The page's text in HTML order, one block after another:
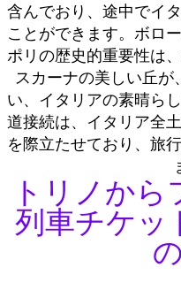
含んでおり、途中でイ
ことができます。ボロ
ポリの歴史的重要性は
スカーナの美しい丘
い、イタリアの素晴ら
道接続は、イタリア全
を際立たせており、旅
トリノか
列車チケッ